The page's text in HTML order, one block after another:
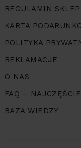
REGULAMIN
KARTA
POLITYKA
REKLAMACJE
O NAS
FAQ –
BAZA WIEDZY